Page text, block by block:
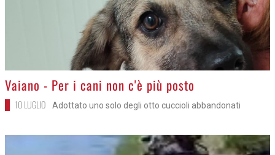
>
Vaiano - Per i cani non c'è più posto
10 LUGLIO Adottato uno solo degli otto cuccioli abbandonati